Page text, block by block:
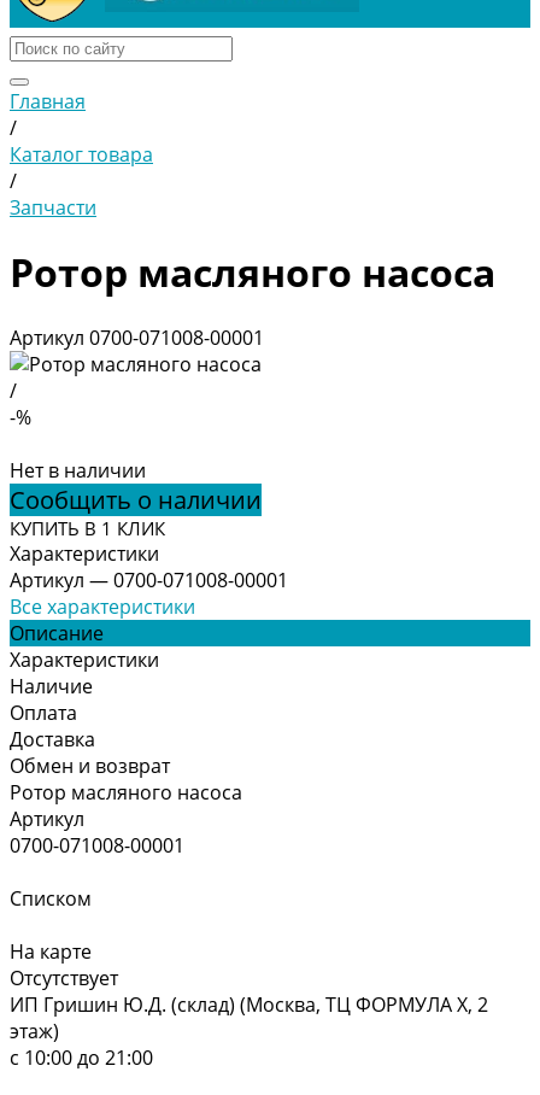
Главная
/
Каталог товара
/
Запчасти
Ротор масляного насоса
Артикул 0700-071008-00001
/
-%
Нет в наличии
Сообщить о наличии
КУПИТЬ В 1 КЛИК
Характеристики
Артикул —0700-071008-00001
Все характеристики
Описание
Характеристики
Наличие
Оплата
Доставка
Обмен и возврат
Ротор масляного насоса
Артикул
0700-071008-00001
Списком
На карте
Отсутствует
ИП Гришин Ю.Д. (склад) (Москва, ТЦ ФОРМУЛА Х, 2
этаж)
с 10:00 до 21:00